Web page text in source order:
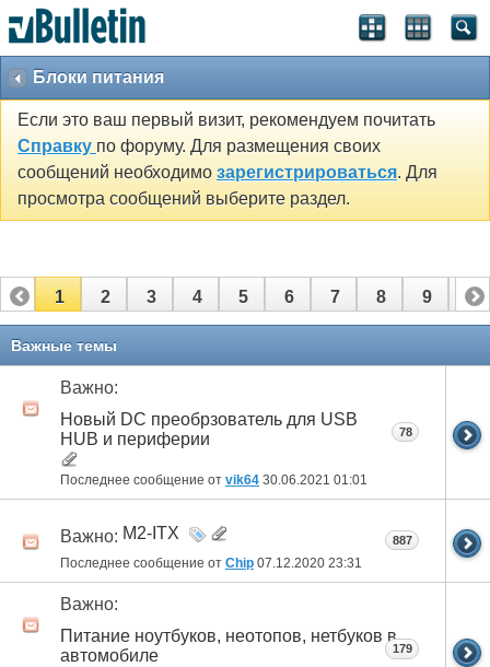
Блоки питания
Если это ваш первый визит, рекомендуем почитать
Справку по форуму. Для размещения своих
сообщений необходимо зарегистрироваться. Для
просмотра сообщений выберите раздел.
1 2 3 4 5 6 7 8 9 10
11 12
Важные темы
Важно:
Новый DC преобрзователь для USB
HUB и периферии
Последнее сообщение от vik64 30.06.2021 01:01
78
Важно: M2-ITX
Последнее сообщение от Chip 07.12.2020 23:31
887
Важно:
Питание ноутбуков, неотопов, нетбуков в
автомобиле
179